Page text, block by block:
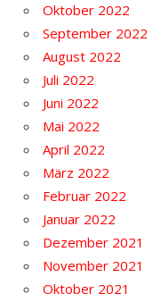
Oktober 2022
September 2022
August 2022
Juli 2022
Juni 2022
Mai 2022
April 2022
März 2022
Februar 2022
Januar 2022
Dezember 2021
November 2021
Oktober 2021